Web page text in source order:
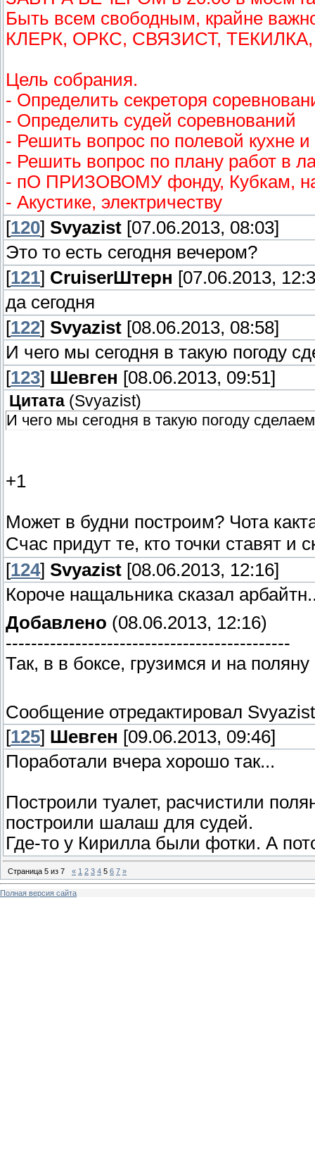
Быть всем свободным, крайне
КЛЕРК, ОРКС, СВЯЗИСТ,
Цель собрания.
- Определить секреторя
- Определить судей соревнований
- Решить вопрос по полевой кухне
- Решить вопрос по плану работ в
- пО ПРИЗОВОМУ фонду, Кубкам,
- Акустике, электричеству
[120] Svyazist [07.06.2013, 08:03]
Это то есть сегодня вечером?
[121] СruiserШтерн [07.06.2013,
да сегодня
[122] Svyazist [08.06.2013, 08:58]
И чего мы сегодня в такую погоду
[123] Шевген [08.06.2013, 09:51]
Цитата (Svyazist)
И чего мы сегодня в такую погоду
+1
Может в будни построим? Чота
Счас придут те, кто точки ставят
[124] Svyazist [08.06.2013, 12:16]
Короче нащальника сказал
Добавлено (08.06.2013, 12:16)
---------------------------------------------
Так, в в боксе, грузимся и на поляну
Сообщение отредактировал Svyazist
[125] Шевген [09.06.2013, 09:46]
Поработали вчера хорошо так...
Построили туалет, расчистили
построили шалаш для судей.
Где-то у Кирилла были фотки. А
Страница 5 из 7 « 1 2 3 4 5 6 7 »
Полная версия сайта